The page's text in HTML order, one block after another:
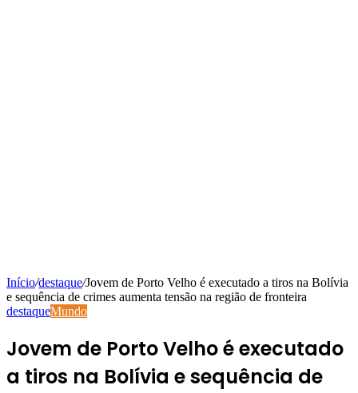
Início/destaque/Jovem de Porto Velho é executado a tiros na Bolívia
e sequência de crimes aumenta tensão na região de fronteira
destaqueMundo
Jovem de Porto Velho é executado
a tiros na Bolívia e sequência de